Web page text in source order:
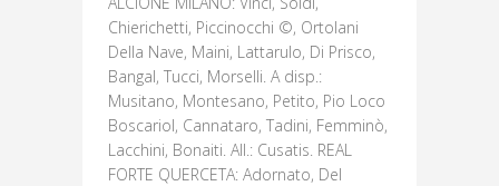
Chierichetti, Piccinocchi ©, Ortolani
Della Nave, Maini, Lattarulo, Di Prisco,
Bangal, Tucci, Morselli. A disp.:
Musitano, Montesano, Petito, Pio Loco
Boscariol, Cannataro, Tadini, Femminò,
Lacchini, Bonaiti. All.: Cusatis. REAL
FORTE QUERCETA: Adornato, Del